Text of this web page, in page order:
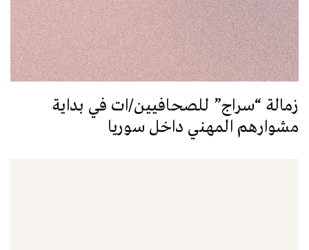
زمالة “سراج” للصحافيين/ات في بداية
مشوارهم المهني داخل سوريا